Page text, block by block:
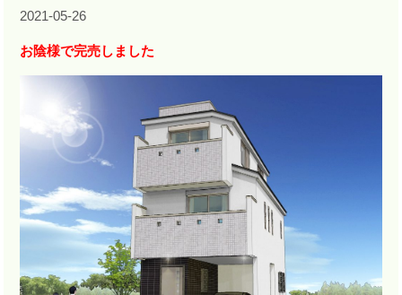
2021-05-26
お陰様で完売しました